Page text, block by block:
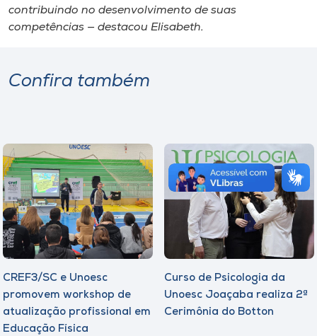
contribuindo no desenvolvimento de suas
competências — destacou Elisabeth.
Confira também
CREF3/SC e Unoesc
promovem workshop de
atualização profissional em
Educação Física
Curso de Psicologia da
Unoesc Joaçaba realiza 2ª
Cerimônia do Botton